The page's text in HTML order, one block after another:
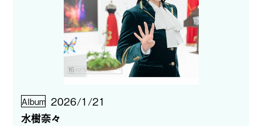
Album 2026/1/21
水樹奈々